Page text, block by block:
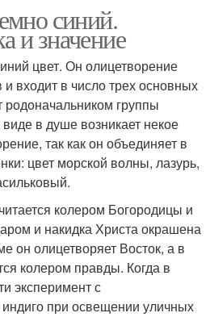
синий.
и значение
цвет. Он олицетворение
входит в число трех основных
родоначальником группы
в душе возникает некое
так как он объединяет в
цвет морской волны, лазурь,
колером Богородицы и
и накидка Христа окрашена
он олицетворяет Восток, а в
колером правды. Когда в
эксперимент с
при освещении уличных